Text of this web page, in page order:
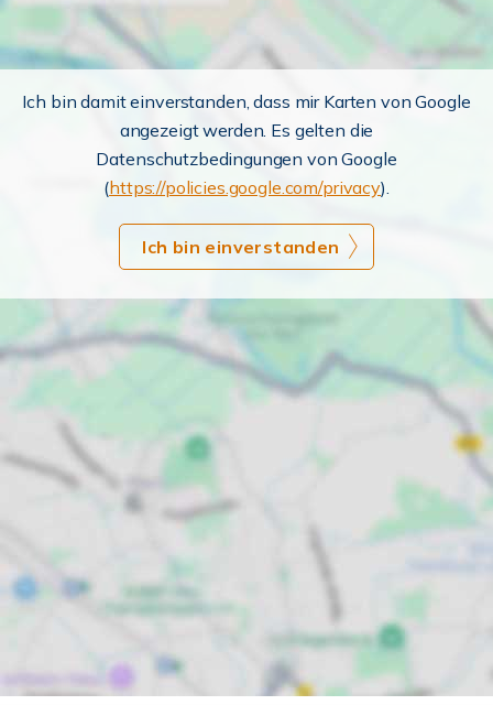
Ich bin damit einverstanden, dass mir Karten von Google
angezeigt werden. Es gelten die
Datenschutzbedingungen von Google
(https://policies.google.com/privacy).
Ich bin einverstanden